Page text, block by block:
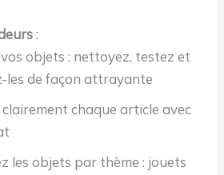
:
objets : nettoyez, testez et
les de façon attrayante
chaque article avec
les objets par thème : jouets